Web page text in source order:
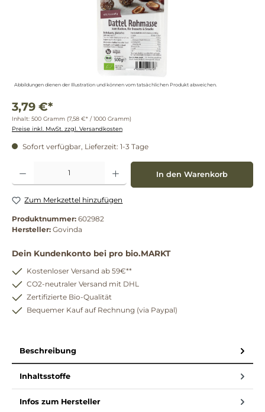
Abbildungen dienen der Illustration und können vom tatsächlichen Produkt abweichen.
3,79 €*
Inhalt: 500 Gramm (7,58 €* / 1000 Gramm)
Preise inkl. MwSt. zzgl. Versandkosten
Sofort verfügbar, Lieferzeit: 1-3 Tage
Produkt Anzahl: Gib den gewünschten Wert ein oder benutze die Schaltflächen um
In den Warenkorb
Zum Merkzettel hinzufügen
Produktnummer: 602982
Hersteller: Govinda
Dein Kundenkonto bei pro bio.MARKT
Kostenloser Versand ab 59€**
CO2-neutraler Versand mit DHL
Zertifizierte Bio-Qualität
Bequemer Kauf auf Rechnung (via Paypal)
Beschreibung
Inhaltsstoffe
Infos zum Hersteller